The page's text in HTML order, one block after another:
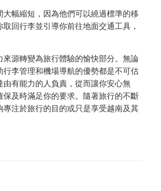
幅縮短，因為他們可以繞過標準的移
回行李並引導你前往地面交通工具，
源轉變為旅行體驗的愉快部分。無論
李管理和機場導航的優勢都是不可估
有能力的人負責，從而讓你安心無
及時滿足你的要求。隨著旅行的不斷
注於旅行的目的或只是享受越南及其